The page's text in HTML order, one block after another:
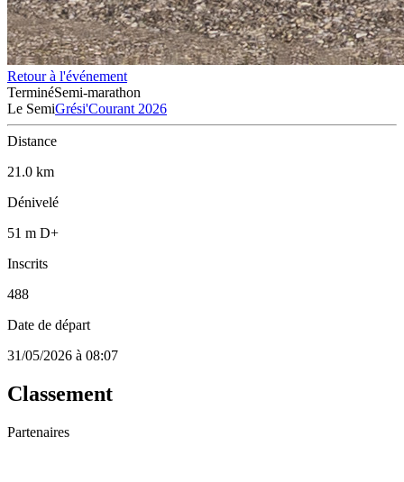
Retour à l'événement
TerminéSemi-marathon
Le SemiGrési'Courant 2026
Distance
21.0 km
Dénivelé
51 m D+
Inscrits
488
Date de départ
31/05/2026 à 08:07
Classement
Partenaires